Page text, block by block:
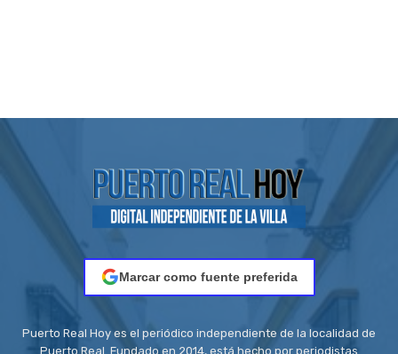
Marcar como fuente preferida
Puerto Real Hoy es el periódico independiente de la localidad de
Puerto Real. Fundado en 2014, está hecho por periodistas